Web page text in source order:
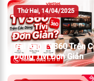
Thứ Hai, 14/04/2025
Cài App TV360 Trên
Dòng Tivi Đơn Giản